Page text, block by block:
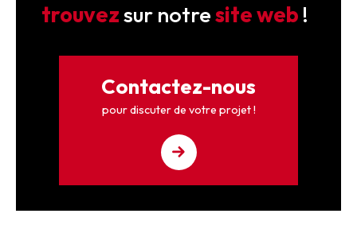
trouvezsur notresite web !
Contactez-nous
pour discuter de votre projet !